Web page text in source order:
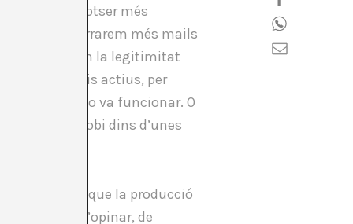
pair-la i, potser més
esborrarem més mails
un sistema on la legitimitat
per a usuaris actius, per
cosa no va funcionar. O
crítica es trobi dins d’unes
pensant que la producció
de dir, d’opinar, de